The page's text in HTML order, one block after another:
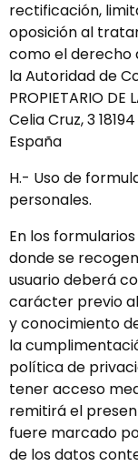
rectificación,
oposición al
como el derecho
la Autoridad de
PROPIETARIO
Celia Cruz, 3
España
H.- Uso de
personales.
En los
donde se
usuario deberá
carácter previo
y conocimiento
la
política de
tener acceso
remitirá el
fuere marcado
de los datos